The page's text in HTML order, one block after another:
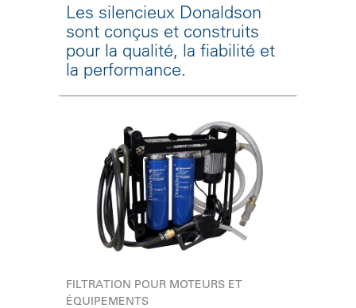
Les silencieux Donaldson
sont conçus et construits
pour la qualité, la fiabilité et
la performance.
FILTRATION POUR MOTEURS ET
ÉQUIPEMENTS